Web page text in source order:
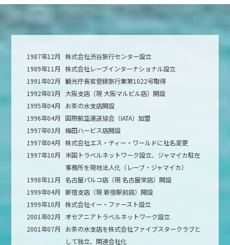
1987年12月 株式会社渋谷旅行センター設立
1989年11月 株式会社レーブインターナショナル設立
1991年02月 観光庁長官登録旅行業第1022号取得
1992年03月
大阪支店（現 大阪マルビル店）開設
1995年04月
お茶の水支店開設
1996年04月 国際航空運送協会（IATA）加盟
1997年03月 梅田ハービス店開設
1997年04月 株式会社エス・ティー・ワールドに社名変更
1997年10月
米国トラベルネットワーク設立、ジャマイカ駐在
事務所を現地法人化（レーブ・ジャマイカ）
1998年11月 名古屋パルコ店（現 名古屋栄店）開設
1999年04月 新宿支店（現 新宿駅前店）開設
1999年10月 株式会社イー・ファースト設立
2001年02月
オセアニアトラベルネットワーク設立
2001年07月
お茶の水支店を株式会社ファイブスタークラブと
して独立、関連会社化